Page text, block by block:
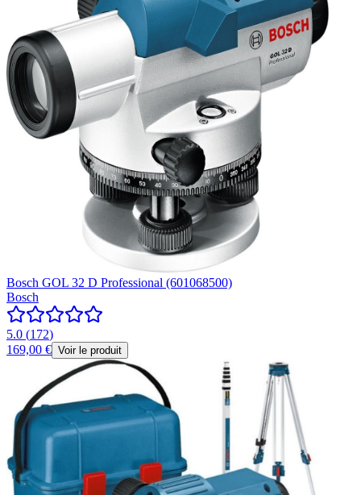
Bosch GOL 32 D Professional (601068500)
Bosch
5.0 (172)
169,00 € Voir le produit